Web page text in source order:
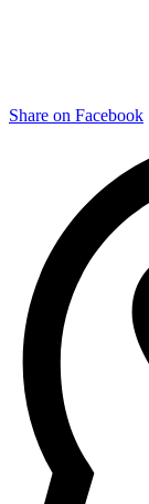
Share on Facebook